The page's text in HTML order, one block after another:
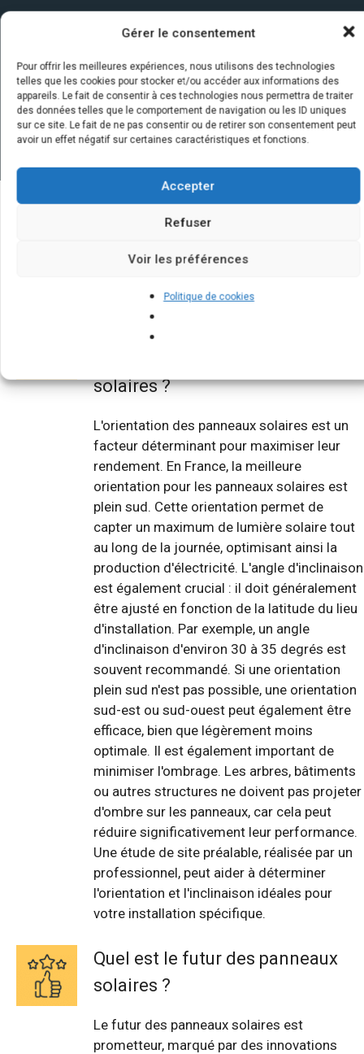
Gérer le consentement
Pour offrir les meilleures expériences, nous utilisons des technologies
telles que les cookies pour stocker et/ou accéder aux informations des
appareils. Le fait de consentir à ces technologies nous permettra de traiter
des données telles que le comportement de navigation ou les ID uniques
sur ce site. Le fait de ne pas consentir ou de retirer son consentement peut
avoir un effet négatif sur certaines caractéristiques et fonctions.
Accepter
Refuser
Voir les préférences
Politique de cookies
Quelques infos sur nos centrales
solaires : questions et réponses
Quelle est la meilleure
solaires ?
L'orientation des panneaux solaires est un
facteur déterminant pour maximiser leur
rendement. En France, la meilleure
orientation pour les panneaux solaires est
plein sud. Cette orientation permet de
capter un maximum de lumière solaire tout
au long de la journée, optimisant ainsi la
production d'électricité. L'angle d'inclinaison
est également crucial : il doit généralement
être ajusté en fonction de la latitude du lieu
d'installation. Par exemple, un angle
d'inclinaison d'environ 30 à 35 degrés est
souvent recommandé. Si une orientation
plein sud n'est pas possible, une orientation
sud-est ou sud-ouest peut également être
efficace, bien que légèrement moins
optimale. Il est également important de
minimiser l'ombrage. Les arbres, bâtiments
ou autres structures ne doivent pas projeter
d'ombre sur les panneaux, car cela peut
réduire significativement leur performance.
Une étude de site préalable, réalisée par un
professionnel, peut aider à déterminer
l'orientation et l'inclinaison idéales pour
votre installation spécifique.
Quel est le futur des panneaux
solaires ?
Le futur des panneaux solaires est
prometteur, marqué par des innovations